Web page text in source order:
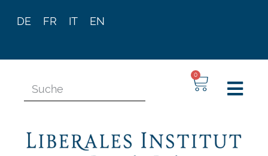
DE FR IT EN
0